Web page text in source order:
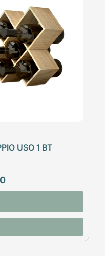
USO 1 BT